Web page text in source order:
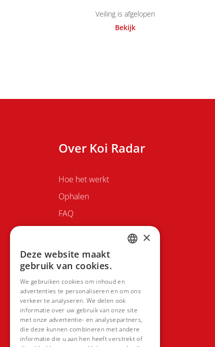
Veiling is afgelopen
Bekijk
Over Koi Radar
Hoe het werkt
Ophalen
FAQ
×
Deze website maakt
gebruik van cookies.
We gebruiken cookies om inhoud en
advertenties te personaliseren en om ons
verkeer te analyseren. We delen ook
informatie over uw gebruik van onze site
met onze advertentie- en analysepartners,
die deze kunnen combineren met andere
informatie die u aan hen heeft verstrekt of